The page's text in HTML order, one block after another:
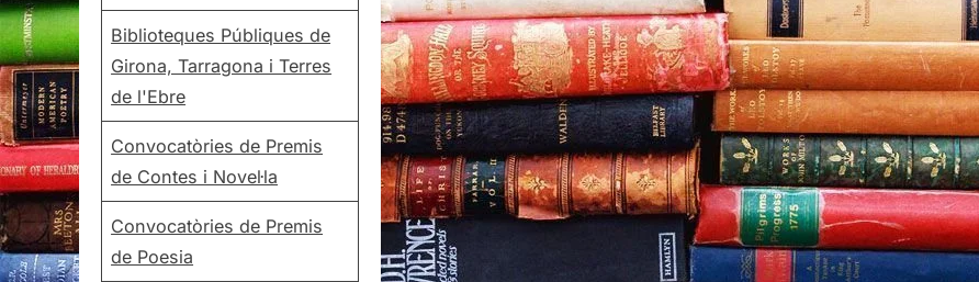
Biblioteques Públiques de
Girona, Tarragona i Terres
de l'Ebre
Convocatòries de Premis
de Contes i Novel·la
Convocatòries de Premis
de Poesia